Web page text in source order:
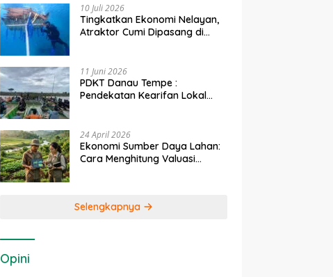
10 Juli 2026
Tingkatkan Ekonomi Nelayan,
Atraktor Cumi Dipasang di
11 Juni 2026
PDKT Danau Tempe :
Pendekatan Kearifan Lokal
24 April 2026
Ekonomi Sumber Daya Lahan:
Cara Menghitung Valuasi
Selengkapnya
Opini